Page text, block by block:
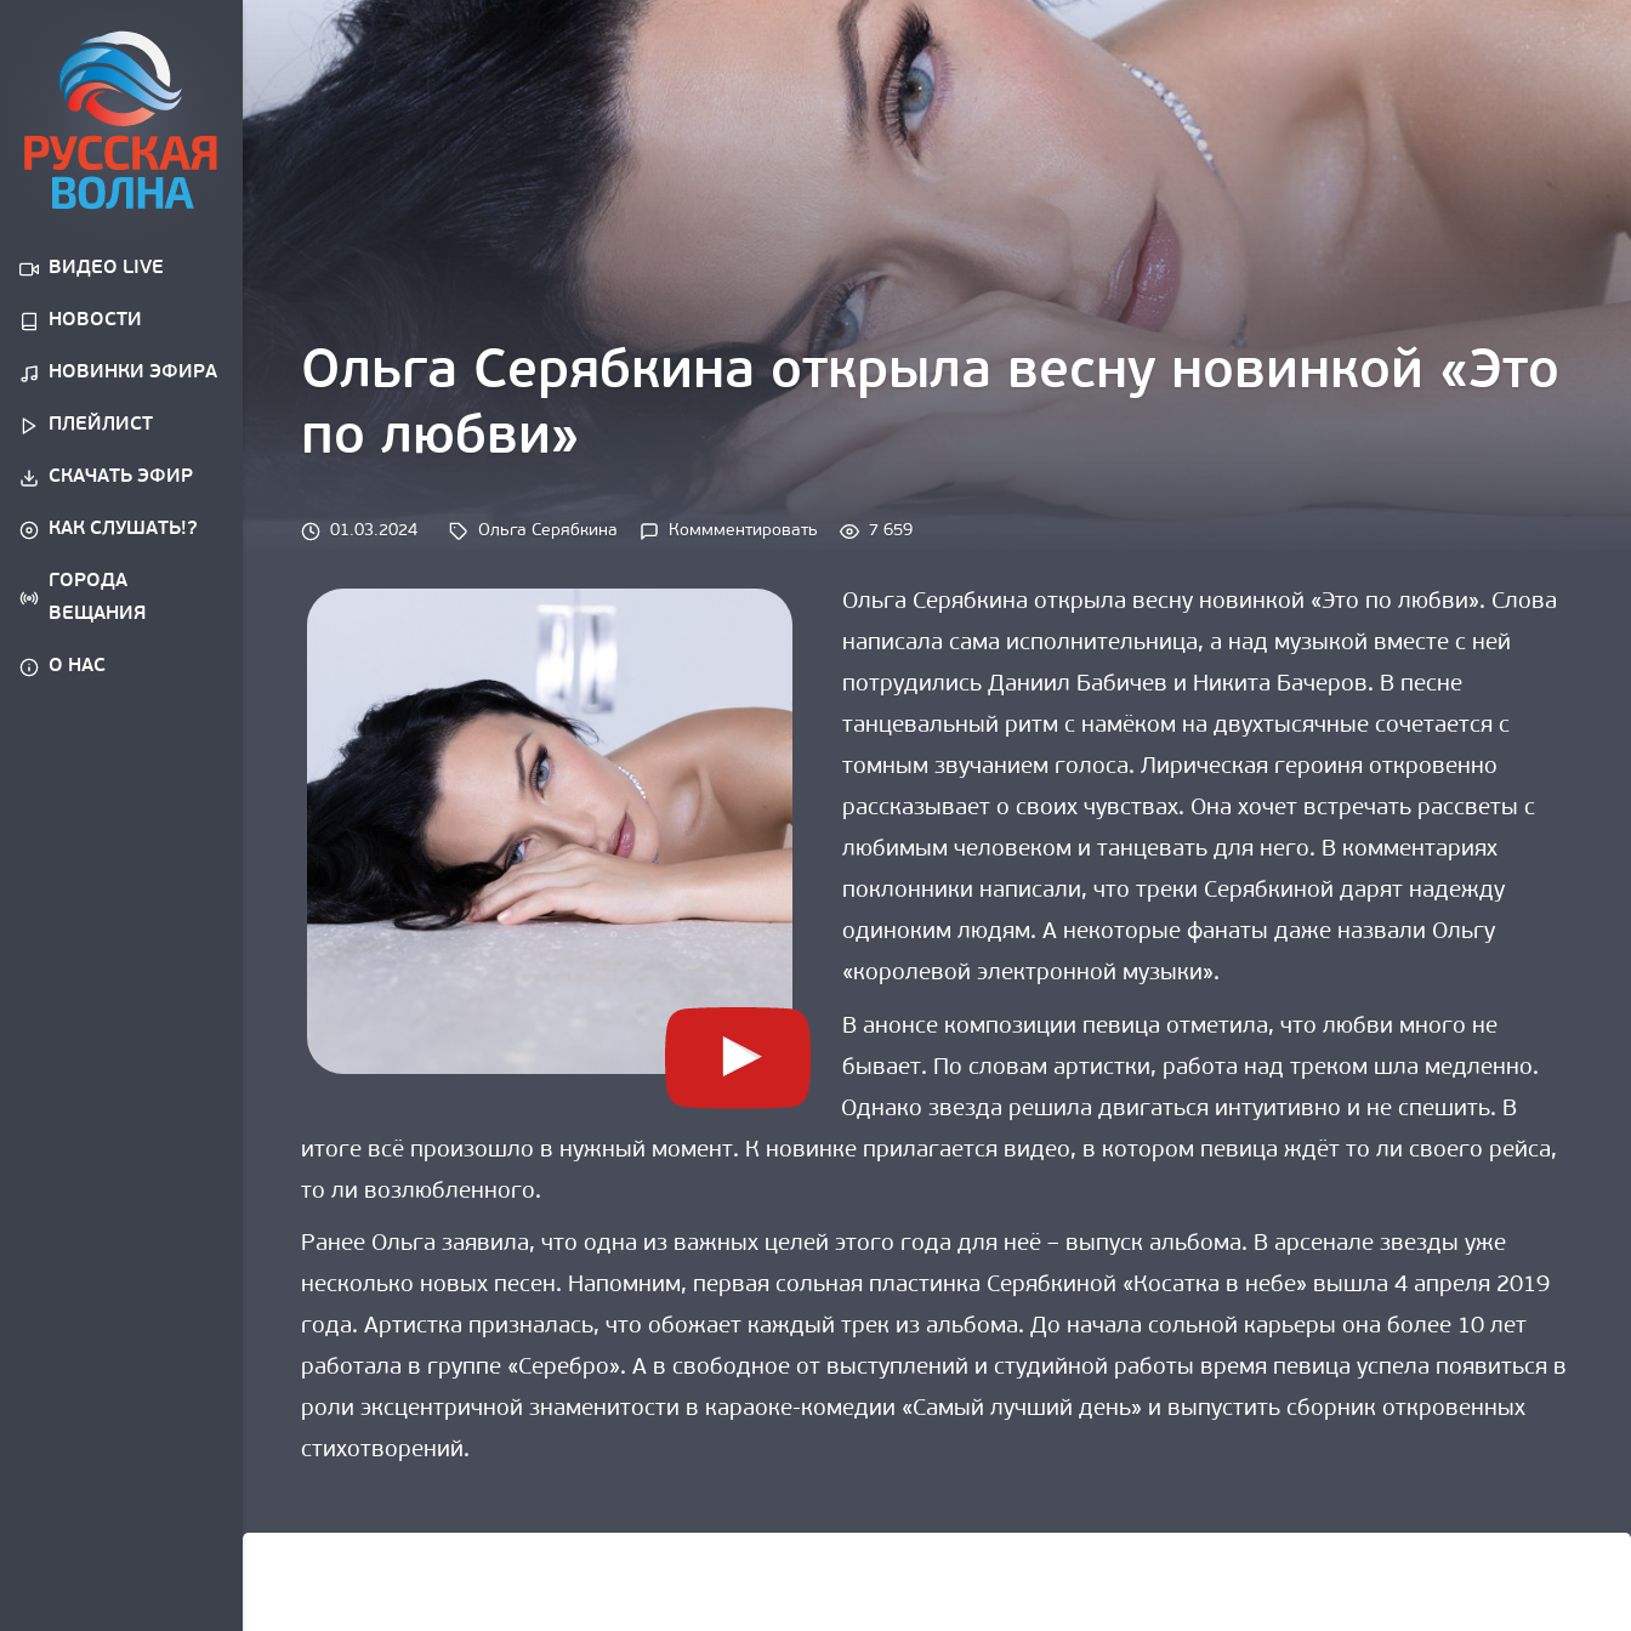
ВИДЕО LIVE
НОВОСТИ
НОВИНКИ ЭФИРА
ПЛЕЙЛИСТ
СКАЧАТЬ ЭФИР
КАК СЛУШАТЬ!?
ГОРОДА
ВЕЩАНИЯ
О НАС
Ольга Серябкина открыла весну новинкой «Это
по любви»
01.03.2024 Tags:
Ольга Серябкина
Коммментировать
Ольга
открыла
весну
любви»
7 659
Ольга Серябкина открыла весну новинкой «Это по любви». Слова
написала сама исполнительница, а над музыкой вместе с ней
потрудились Даниил Бабичев и Никита Бачеров. В песне
танцевальный ритм с намёком на двухтысячные сочетается с
томным звучанием голоса. Лирическая героиня откровенно
рассказывает о своих чувствах. Она хочет встречать рассветы с
любимым человеком и танцевать для него. В комментариях
поклонники написали, что треки Серябкиной дарят надежду
одиноким людям. А некоторые фанаты даже назвали Ольгу
«королевой электронной музыки».
В анонсе композиции певица отметила, что любви много не
бывает. По словам артистки, работа над треком шла медленно.
Однако звезда решила двигаться интуитивно и не спешить. В
итоге всё произошло в нужный момент. К новинке прилагается видео, в котором певица ждёт то ли своего рейса,
то ли возлюбленного.
Ранее Ольга заявила, что одна из важных целей этого года для неё – выпуск альбома. В арсенале звезды уже
несколько новых песен. Напомним, первая сольная пластинка Серябкиной «Косатка в небе» вышла 4 апреля 2019
года. Артистка призналась, что обожает каждый трек из альбома. До начала сольной карьеры она более 10 лет
работала в группе «Серебро». А в свободное от выступлений и студийной работы время певица успела появиться в
роли эксцентричной знаменитости в караоке-комедии «Самый лучший день» и выпустить сборник откровенных
стихотворений.